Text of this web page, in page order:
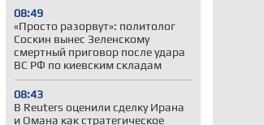
08:49
«Просто разорвут»: политолог
Соскин вынес Зеленскому
смертный приговор после удара
ВС РФ по киевским складам
08:43
В Reuters оценили сделку Ирана
и Омана как стратегическое